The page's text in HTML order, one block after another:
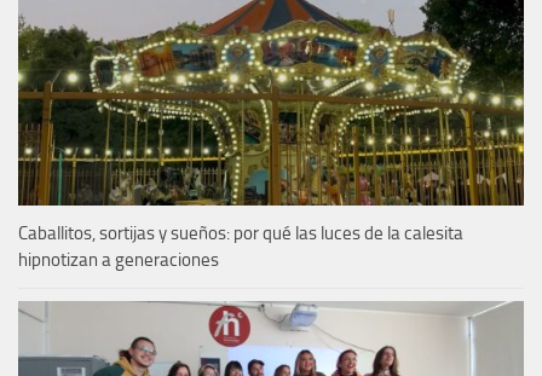
Caballitos, sortijas y sueños: por qué las luces de la calesita
hipnotizan a generaciones